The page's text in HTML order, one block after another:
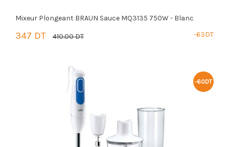
Mixeur Plongeant BRAUN Sauce MQ3135 750W - Blanc
347 DT 410.00 DT -63DT
PANIER
-60DT